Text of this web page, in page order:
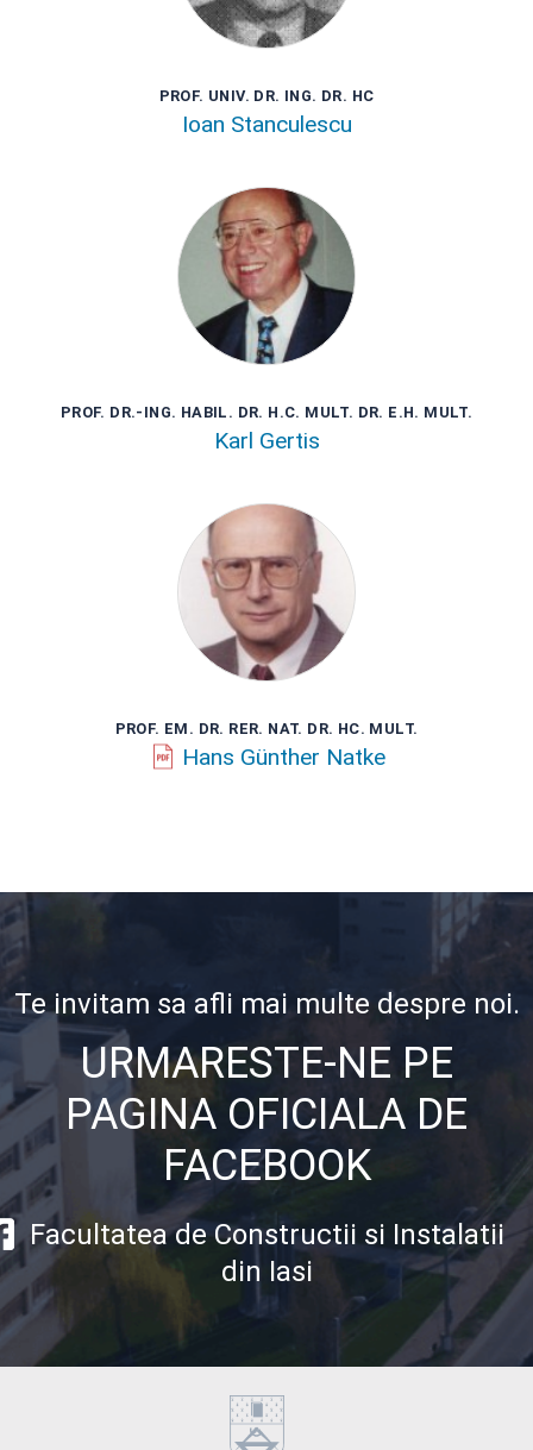
PROF. UNIV. DR. ING. DR. HC
Ioan Stanculescu
PROF. DR.-ING. HABIL. DR. H.C. MULT. DR. E.H. MULT.
Karl Gertis
PROF. EM. DR. RER. NAT. DR. HC. MULT.
Hans Günther Natke
Te invitam sa afli mai multe despre noi.
URMARESTE-NE PE
PAGINA OFICIALA DE
FACEBOOK
Facultatea de Constructii si Instalatii
din Iasi